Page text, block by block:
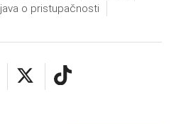
o pristupačnosti